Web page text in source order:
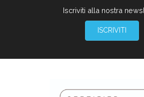
Iscriviti alla nostra
ISCRIVITI